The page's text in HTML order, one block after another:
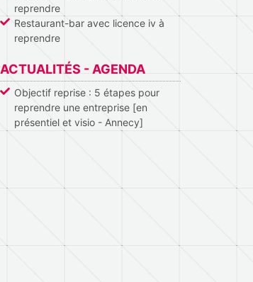
reprendre
Restaurant-bar avec licence iv à
reprendre
ACTUALITÉS - AGENDA
Objectif reprise : 5 étapes pour
reprendre une entreprise [en
présentiel et visio - Annecy]